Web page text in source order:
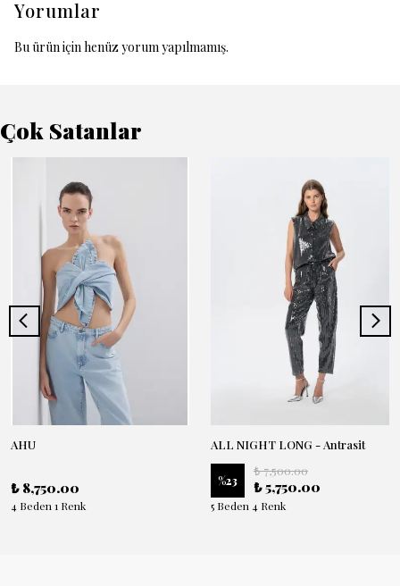
Yorumlar
Bu ürün için henüz yorum yapılmamış.
Çok Satanlar
AHU
₺ 8,750.00
4 Beden 1 Renk
ALL NIGHT LONG - Antrasit
%23
₺ 7,500.00
₺ 5,750.00
5 Beden 4 Renk